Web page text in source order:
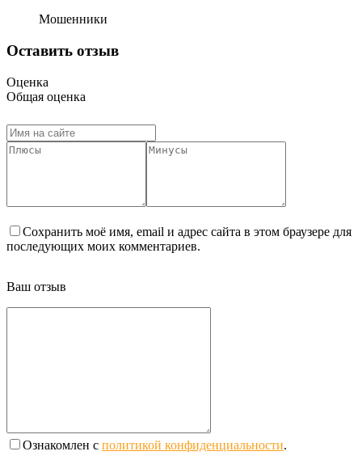
Мошенники
Оставить отзыв
Оценка
Общая оценка
Сохранить моё имя, email и адрес сайта в этом браузере для
последующих моих комментариев.
Ваш отзыв
Ознакомлен с политикой конфиденциальности.